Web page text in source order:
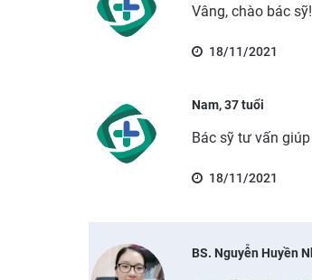
Vâng, chào bác sỹ!
18/11/2021
Nam, 37 tuổi
Bác sỹ tư vấn
18/11/2021
BS. Nguyễn Huyền